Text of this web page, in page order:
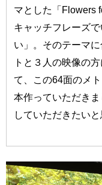
マとした「Flowers
キャッチフレーズ
い」。そのテーマ
トと３人の映像の
て、この64面のメ
本作っていただき
していただきたいと